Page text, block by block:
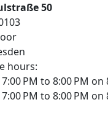
50
hours:
PM to 8:00 PM on
PM to 8:00 PM on